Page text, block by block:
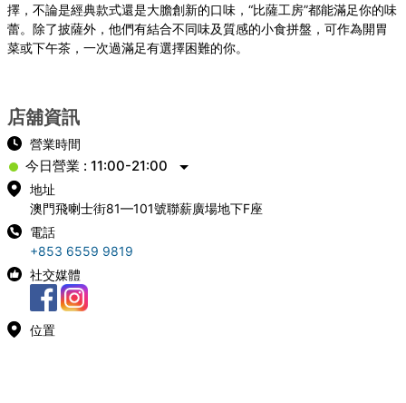
擇，不論是經典款式還是大膽創新的口味，“比薩工房”都能滿足你的味
蕾。除了披薩外，他們有結合不同味及質感的小食拼盤，可作為開胃
菜或下午茶，一次過滿足有選擇困難的你。
店舖資訊
營業時間
今日營業 : 11:00-21:00
地址
澳門飛喇士街81—101號聯薪廣場地下F座
電話
+853 6559 9819
社交媒體
位置